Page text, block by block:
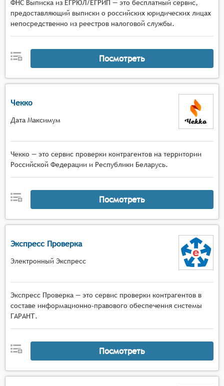
ФНС Выписка из ЕГРЮЛ/ЕГРИП — это бесплатный сервис,
предоставляющий выписки о российских юридических лицах
непосредственно из реестров налоговой службы.
Посмотреть
Чекко
Дата Максимум
Чекко — это сервис проверки контрагентов на территории
Российской Федерации и Республики Беларусь.
Посмотреть
Экспресс Проверка
Электронный Экспресс
Экспресс Проверка — это сервис проверки контрагентов в
составе информационно-правового обеспечения системы
ГАРАНТ.
Посмотреть